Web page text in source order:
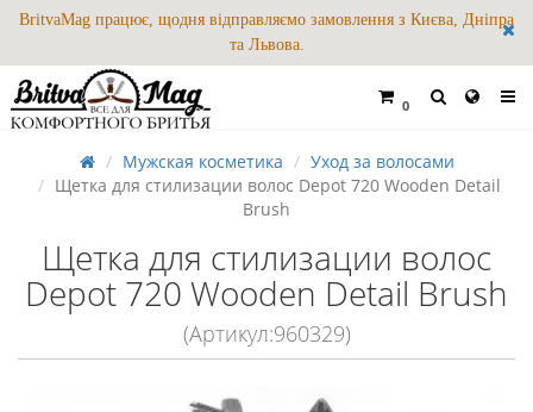
BritvaMag працює, щодня відправляємо замовлення з Києва, Дніпра
та Львова.
0
Мужская косметика
Уход за волосами
Щетка для стилизации волос Depot 720 Wooden Detail
Brush
Щетка для стилизации волос
Depot 720 Wooden Detail Brush
(Артикул:960329)